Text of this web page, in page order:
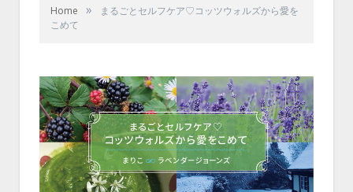
Home »
まるごとセルフケア♡コッツウォルズから愛を
こめて